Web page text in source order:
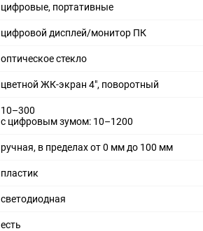
цифровые, портативные
цифровой дисплей/монитор ПК
оптическое стекло
цветной ЖК-экран 4", поворотный
10–300
с цифровым зумом: 10–1200
ручная, в пределах от 0 мм до 100 мм
пластик
светодиодная
есть